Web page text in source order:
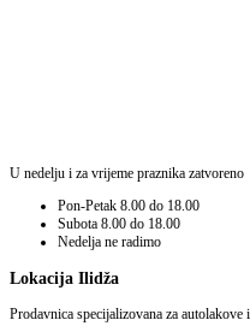
U nedelju i za vrijeme praznika zatvoreno
Pon-Petak 8.00 do 18.00
Subota 8.00 do 18.00
Nedelja ne radimo
Lokacija Ilidža
Prodavnica specijalizovana za